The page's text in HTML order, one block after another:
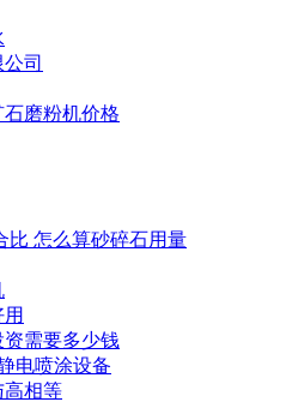
司
磨粉机价格
比 怎么算砂碎石用量
需要多少钱
电喷涂设备
高相等